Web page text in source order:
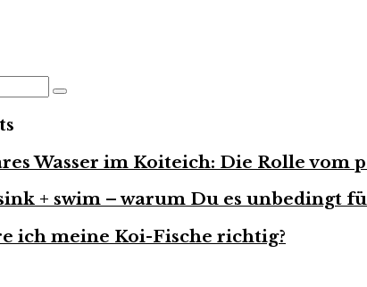
Search
Wasser im Koiteich: Die Rolle vom
+ swim – warum Du es unbedingt
ich meine Koi-Fische richtig?